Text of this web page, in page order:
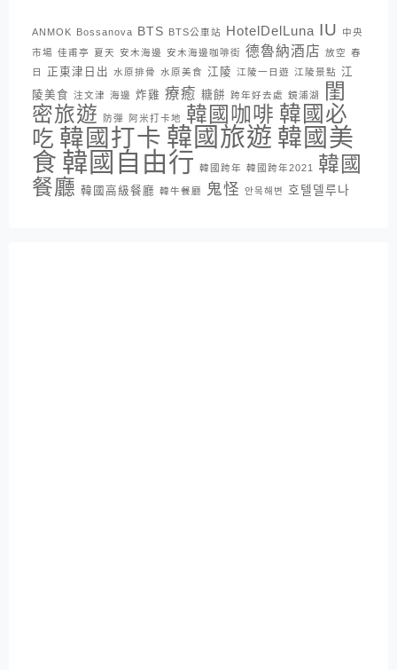
ANMOK Bossanova BTS BTS公車站 HotelDelLuna IU
中央
市場 佳甫亭 夏天 安木海邊 安木海邊咖啡街 德魯納酒店 放空 春
日
正東津日出 水原排骨 水原美食 江陵 江陵一日遊 江陵景點 江
陵美食 注文津 海邊 炸雞 療癒 糖餅 跨年好去處 鏡浦湖
閨
密旅遊
防彈 阿米打卡地 韓國咖啡 韓國必
吃 韓國打卡 韓國旅遊 韓國美
食 韓國自由行 韓國跨年 韓國跨年2021
韓國
餐廳 韓國高級餐廳 韓牛餐廳 鬼怪 안목해변 호텔델루나